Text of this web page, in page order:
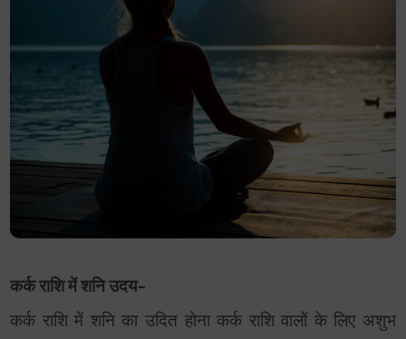
कर्क राशि में शनि उदय-
कर्क राशि में शनि का उदित होना कर्क राशि वालों के लिए अशुभ